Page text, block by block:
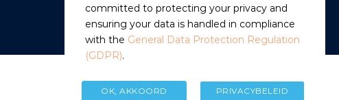
committed to protecting your privacy and
ensuring your data is handled in compliance
with the General Data Protection Regulation
(GDPR).
OK, AKKOORD PRIVACYBELEID